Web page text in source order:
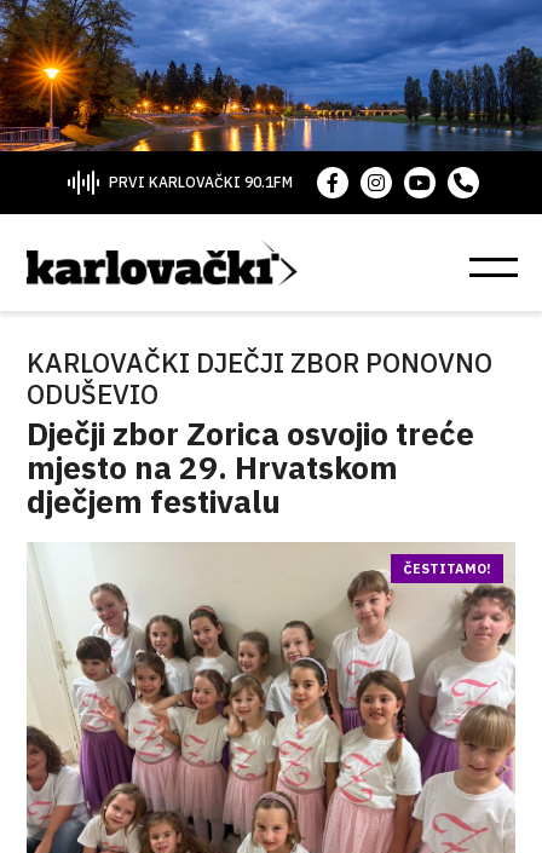
PRVI KARLOVAČKI 90.1FM
KARLOVAČKI DJEČJI ZBOR PONOVNO
ODUŠEVIO
Dječji zbor Zorica osvojio treće
mjesto na 29. Hrvatskom
dječjem festivalu
ČESTITAMO!